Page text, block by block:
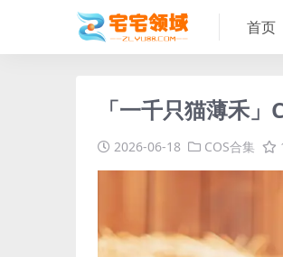
首页
「一千只猫薄禾
2026-06-18 COS合集